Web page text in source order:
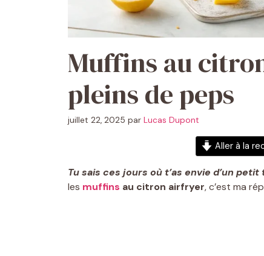
Muffins au
pleins de peps
juillet 22, 2025 par Lucas Dupont
Aller à la
Tu sais ces jours où t’as envie d’un
les muffins au citron airfryer, c’est ma